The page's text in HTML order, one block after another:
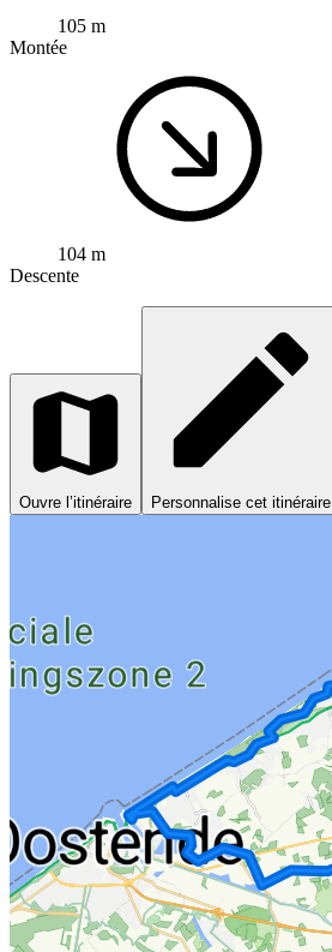
105 m
Montée
104 m
Descente
Ouvre l’itinéraire Personnalise cet itinéraire